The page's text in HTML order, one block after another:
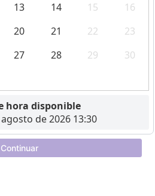
13 14 15
16
20 21 22
23
27 28 29
30
hora disponible
de 2026 13:30
Continuar